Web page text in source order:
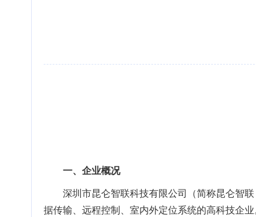
一、企业概况
深圳市昆仑智联科技有限公司（简称昆仑智
据传输、远程控制、室内外定位系统的高科技企业